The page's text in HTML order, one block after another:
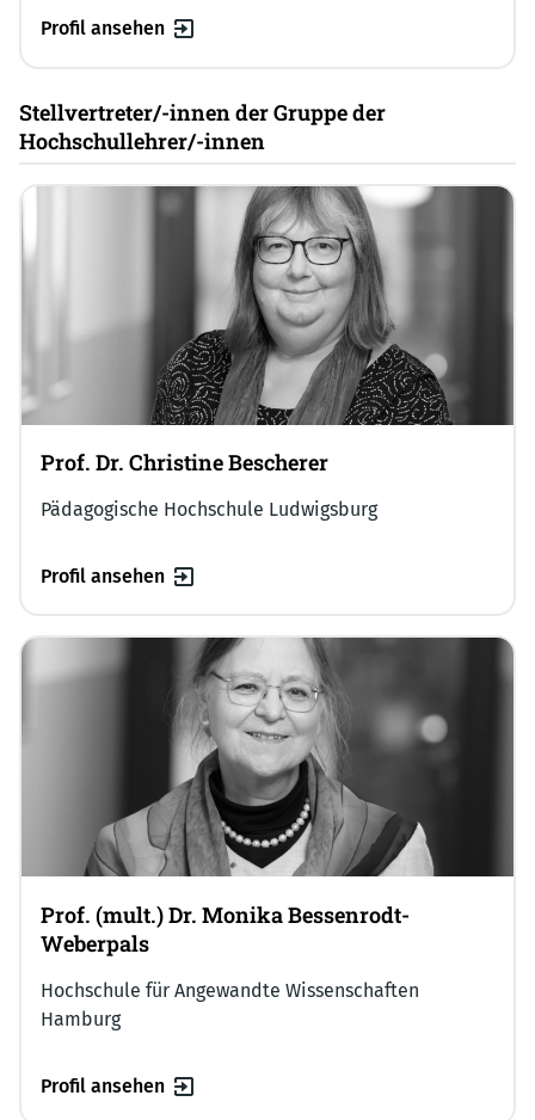
Profil ansehen
Stellvertreter/-innen der Gruppe der
Hochschullehrer/-innen
Prof. Dr. Christine Bescherer
Pädagogische Hochschule Ludwigsburg
Profil ansehen
Prof. (mult.) Dr. Monika Bessenrodt-
Weberpals
Hochschule für Angewandte Wissenschaften
Hamburg
Profil ansehen